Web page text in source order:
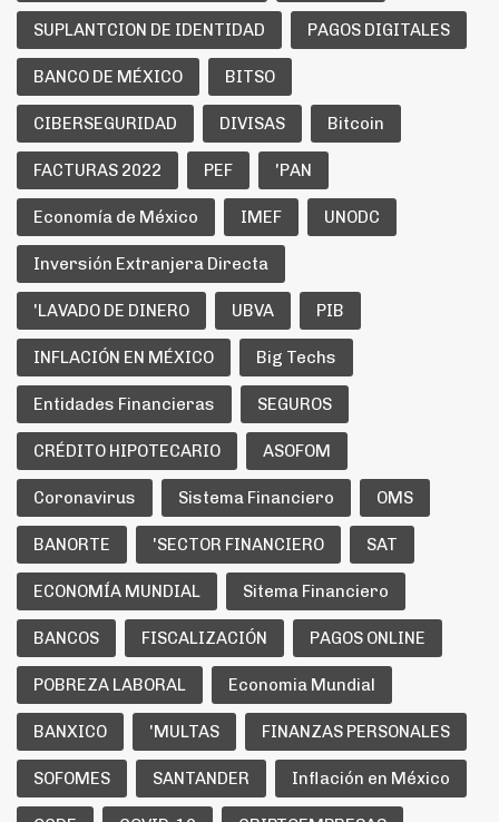
SUPLANTCION DE IDENTIDAD PAGOS DIGITALES
BANCO DE MÉXICO BITSO
CIBERSEGURIDAD DIVISAS Bitcoin
FACTURAS 2022 PEF 'PAN
Economía de México IMEF UNODC
Inversión Extranjera Directa
'LAVADO DE DINERO UBVA PIB
INFLACIÓN EN MÉXICO Big Techs
Entidades Financieras SEGUROS
CRÉDITO HIPOTECARIO ASOFOM
Coronavirus Sistema Financiero OMS
BANORTE 'SECTOR FINANCIERO SAT
ECONOMÍA MUNDIAL Sitema Financiero
BANCOS FISCALIZACIÓN PAGOS ONLINE
POBREZA LABORAL Economia Mundial
BANXICO 'MULTAS FINANZAS PERSONALES
SOFOMES SANTANDER Inflación en México